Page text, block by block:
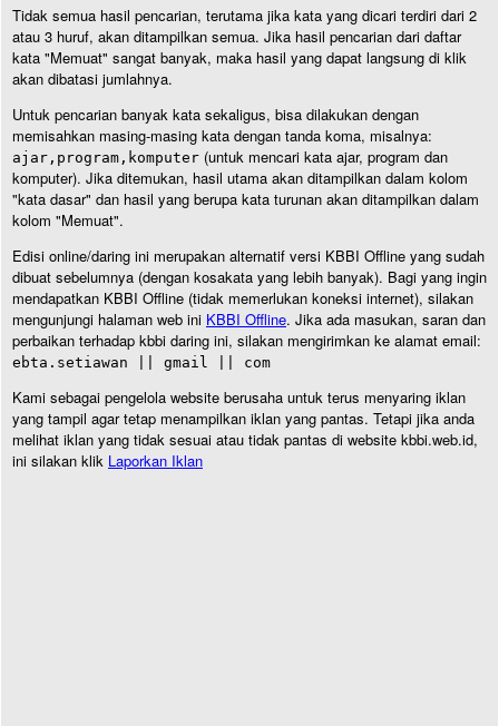
Tidak semua hasil pencarian, terutama jika kata yang dicari terdiri dari 2
atau 3 huruf, akan ditampilkan semua. Jika hasil pencarian dari daftar
kata "Memuat" sangat banyak, maka hasil yang dapat langsung di klik
akan dibatasi jumlahnya.
Untuk pencarian banyak kata sekaligus, bisa dilakukan dengan
memisahkan masing-masing kata dengan tanda koma, misalnya:
ajar,program,komputer (untuk mencari kata ajar, program dan
komputer). Jika ditemukan, hasil utama akan ditampilkan dalam kolom
"kata dasar" dan hasil yang berupa kata turunan akan ditampilkan dalam
kolom "Memuat".
Edisi online/daring ini merupakan alternatif versi KBBI Offline yang sudah
dibuat sebelumnya (dengan kosakata yang lebih banyak). Bagi yang ingin
mendapatkan KBBI Offline (tidak memerlukan koneksi internet), silakan
mengunjungi halaman web ini KBBI Offline. Jika ada masukan, saran dan
perbaikan terhadap kbbi daring ini, silakan mengirimkan ke alamat email:
ebta.setiawan || gmail || com
Kami sebagai pengelola website berusaha untuk terus menyaring iklan
yang tampil agar tetap menampilkan iklan yang pantas. Tetapi jika anda
melihat iklan yang tidak sesuai atau tidak pantas di website kbbi.web.id,
ini silakan klik Laporkan Iklan